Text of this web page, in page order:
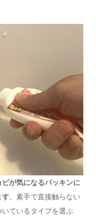
が気になるパッキンに
す。素手で直接触らない
ているタイプを選ぶ